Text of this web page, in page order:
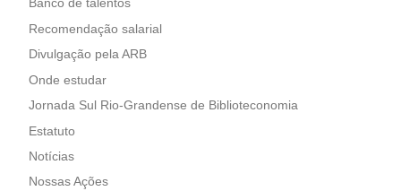
Banco de talentos
Recomendação salarial
Divulgação pela ARB
Onde estudar
Jornada Sul Rio-Grandense de Biblioteconomia
Estatuto
Notícias
Nossas Ações